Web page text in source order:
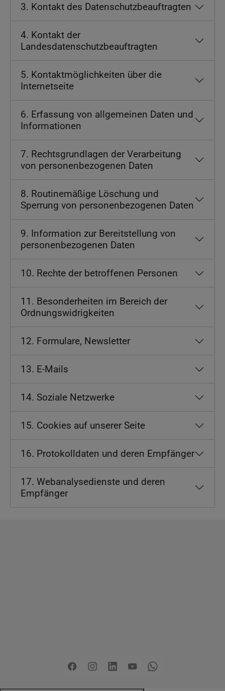
3. Kontakt des Datenschutzbeauftragten
4. Kontakt der
Landesdatenschutzbeauftragten
5. Kontaktmöglichkeiten über die
Internetseite
6. Erfassung von allgemeinen Daten und
Informationen
7. Rechtsgrundlagen der Verarbeitung
von personenbezogenen Daten
8. Routinemäßige Löschung und
Sperrung von personenbezogenen Daten
9. Information zur Bereitstellung von
personenbezogenen Daten
10. Rechte der betroffenen Personen
11. Besonderheiten im Bereich der
Ordnungswidrigkeiten
12. Formulare, Newsletter
13. E-Mails
14. Soziale Netzwerke
15. Cookies auf unserer Seite
16. Protokolldaten und deren Empfänger
17. Webanalysedienste und deren
Empfänger
Facebook
Instagram
LinkedIn
YouTubeWhatsapp